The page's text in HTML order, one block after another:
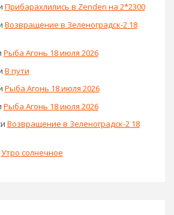
Прибарахлились в Zenden на 2*2300
Возвращение в Зеленоградск-2 18
Рыба Агонь 18 июля 2026
В пути
Рыба Агонь 18 июля 2026
Рыба Агонь 18 июля 2026
Возвращение в Зеленоградск-2 18
Утро солнечное